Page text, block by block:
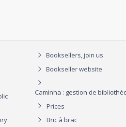
Booksellers, join us
Bookseller website
Caminha : gestion de
Prices
Bric à brac